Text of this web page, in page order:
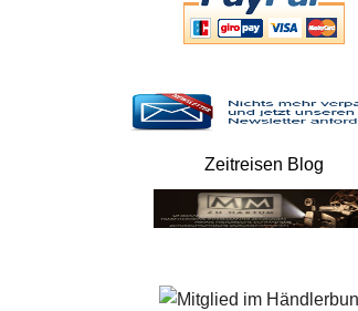
Zeitreisen Blog